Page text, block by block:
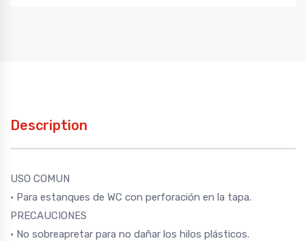
Description
USO COMUN
• Para estanques de WC con perforación en la tapa.
PRECAUCIONES
• No sobreapretar para no dañar los hilos plásticos.